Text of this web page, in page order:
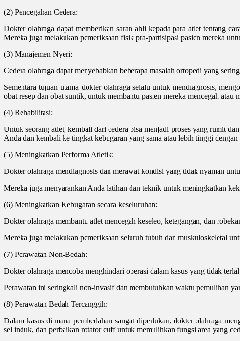
(2) Pencegahan Cedera:
Dokter olahraga dapat memberikan saran ahli kepada para atlet tentang
Mereka juga melakukan pemeriksaan fisik pra-partisipasi pasien mereka
(3) Manajemen Nyeri:
Cedera olahraga dapat menyebabkan beberapa masalah ortopedi yang
Sementara tujuan utama dokter olahraga selalu untuk mendiagnosis,
obat resep dan obat suntik, untuk membantu pasien mereka mencegah
(4) Rehabilitasi:
Untuk seorang atlet, kembali dari cedera bisa menjadi proses yang rumit
Anda dan kembali ke tingkat kebugaran yang sama atau lebih tinggi dengan
(5) Meningkatkan Performa Atletik:
Dokter olahraga mendiagnosis dan merawat kondisi yang tidak nyaman
Mereka juga menyarankan Anda latihan dan teknik untuk meningkatkan
(6) Meningkatkan Kebugaran secara keseluruhan:
Dokter olahraga membantu atlet mencegah keseleo, ketegangan, dan
Mereka juga melakukan pemeriksaan seluruh tubuh dan muskuloskeletal
(7) Perawatan Non-Bedah:
Dokter olahraga mencoba menghindari operasi dalam kasus yang tidak
Perawatan ini seringkali non-invasif dan membutuhkan waktu pemulihan
(8) Perawatan Bedah Tercanggih:
Dalam kasus di mana pembedahan sangat diperlukan, dokter olahraga
sel induk, dan perbaikan rotator cuff untuk memulihkan fungsi area yang